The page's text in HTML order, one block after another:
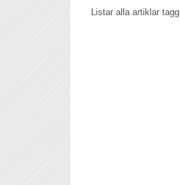
Listar alla artiklar